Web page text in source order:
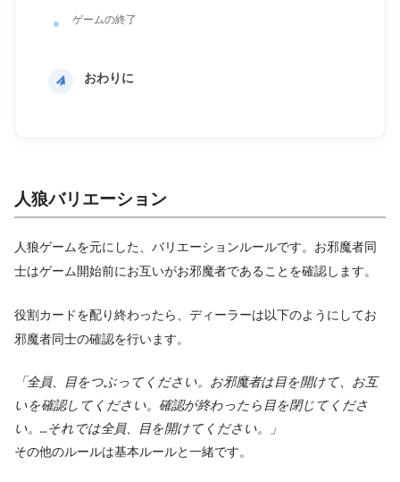
ゲームの終了
おわりに
人狼バリエーション
人狼ゲームを元にした、バリエーションルールです。お邪魔者同
士はゲーム開始前にお互いがお邪魔者であることを確認します。
役割カードを配り終わったら、ディーラーは以下のようにしてお
邪魔者同士の確認を行います。
「全員、目をつぶってください。お邪魔者は目を開けて、お互
いを確認してください。確認が終わったら目を閉じてくださ
い。…それでは全員、目を開けてください。」
その他のルールは基本ルールと一緒です。